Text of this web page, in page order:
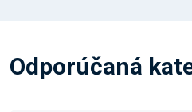
Odporúčaná